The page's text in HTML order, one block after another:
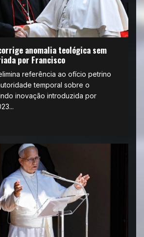
anomalia teológica sem
por Francisco
referência ao ofício petrino
temporal sobre o
inovação introduzida por